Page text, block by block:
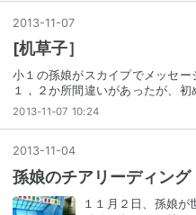
2013-11-07
[机草子］
小１の孫娘がスカイプでメッセ
１，２か所間違いがあったが、
2013-11-07 10:24
2013-11 -04
孫娘のチアリーディング
１１月２日、孫娘が